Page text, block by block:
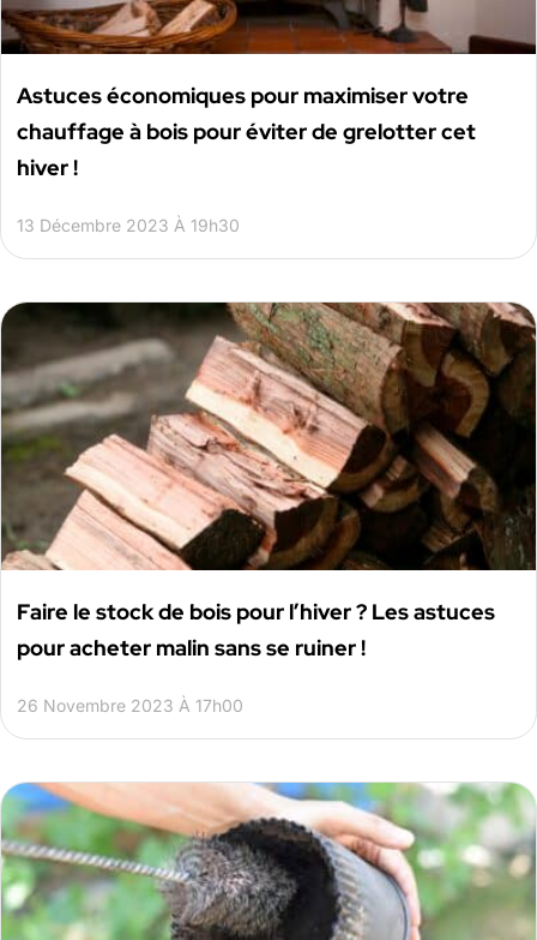
Astuces économiques pour maximiser votre
chauffage à bois pour éviter de grelotter cet
hiver !
13 Décembre 2023 À 19h30
Faire le stock de bois pour l’hiver ? Les astuces
pour acheter malin sans se ruiner !
26 Novembre 2023 À 17h00